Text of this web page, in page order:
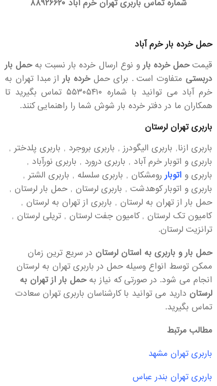
شماره تماس باربری تهران خرم آباد ۸۸۹۲۶۶۲۰
حمل خرده بار خرم آباد
قیمتحمل خرده بارو نوع ارسال خرده بار نسبت بهحمل بار
دربستی متفاوت است . برای حملخرده باراز مبدا تهران به
خرم آباد می توانید با شماره ۵۵۳۰۵۴۱۰ تماس بگیرید تا
همکاران ما در دفتر خرده بار شوش شما را راهنمایی کنند.
باربری تهران لرستان
باربری ازنا, باربری الیگودرز , باربری بروجرد , باربری پلدختر ,
باربری و اتوبار خرم آباد , باربری درورد , باربری نورآباد ,
باربری و اتوباررومشکان , باربری سلسله , باربری الشتر ,
باربری و اتوبار کوهدشت , باربری لرستان , حمل بار لرستان ,
حمل بار از تهران به لرستان , باربری از تهران به لرستان ,
کامیون تک لرستان , کامیون جفت لرستان , تریلی لرستان ,
ترانزیت لرستان.
حمل بار و باربری به استان لرستان در سریع ترین زمان
ممکن توسط انواع وسیله حمل در باربری تهران به لرستان
انجام می شود. در صورتی که نیاز بهحمل بار از تهران به
لرستان دارید می توانید با کارشناسان باربری تهران سعادت
تماس بگیرید.
مطالب مرتبط
باربری تهران مشهد
باربری تهران بندر عباس